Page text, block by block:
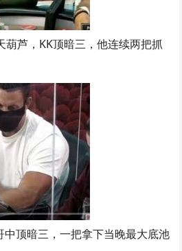
葫芦，KK顶暗三，他连续两把抓
顶暗三，一把拿下当晚最大底池